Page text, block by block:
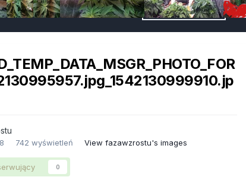
742 wyświetleń View fazawzrostu's images
0